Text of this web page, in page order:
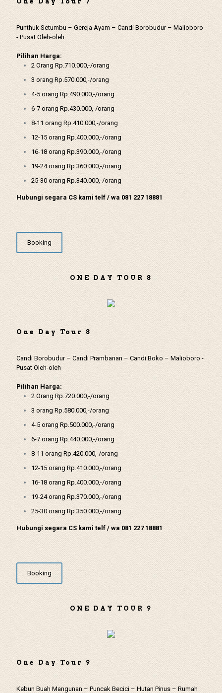
Punthuk Setumbu – Gereja Ayam – Candi Borobudur – Malioboro
- Pusat Oleh-oleh
Pilihan Harga:
2 Orang Rp.710.000,-/orang
3 orang Rp.570.000,-/orang
4-5 orang Rp.490.000,-/orang
6-7 orang Rp.430.000,-/orang
8-11 orang Rp.410.000,-/orang
12-15 orang Rp.400.000,-/orang
16-18 orang Rp.390.000,-/orang
19-24 orang Rp.360.000,-/orang
25-30 orang Rp.340.000,-/orang
Hubungi segara CS kami telf / wa 081 227 18881
Booking
ONE DAY TOUR 8
One Day Tour 8
Candi Borobudur – Candi Prambanan – Candi Boko – Malioboro -
Pusat Oleh-oleh
Pilihan Harga:
2 Orang Rp.720.000,-/orang
3 orang Rp.580.000,-/orang
4-5 orang Rp.500.000,-/orang
6-7 orang Rp.440.000,-/orang
8-11 orang Rp.420.000,-/orang
12-15 orang Rp.410.000,-/orang
16-18 orang Rp.400.000,-/orang
19-24 orang Rp.370.000,-/orang
25-30 orang Rp.350.000,-/orang
Hubungi segara CS kami telf / wa 081 227 18881
Booking
ONE DAY TOUR 9
One Day Tour 9
Kebun Buah Mangunan – Puncak Becici – Hutan Pinus – Rumah